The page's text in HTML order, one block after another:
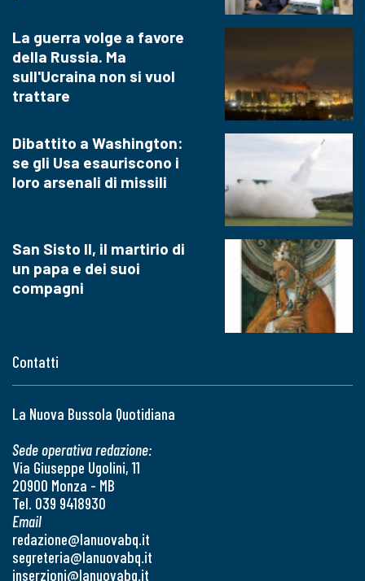
Contatti
La Nuova Bussola Quotidiana
Sede operativa redazione:
Via Giuseppe Ugolini, 11
20900 Monza - MB
Tel. 039 9418930
Email
redazione@lanuovabq.it
segreteria@lanuovabq.it
inserzioni@lanuovabq.it
La guerra volge a favore
della Russia. Ma
sull'Ucraina non si vuol
trattare
Dibattito a Washington:
se gli Usa esauriscono i
loro arsenali di missili
San Sisto II, il martirio di
un papa e dei suoi
compagni